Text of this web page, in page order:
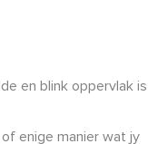
en blink oppervlak is
of enige manier wat jy